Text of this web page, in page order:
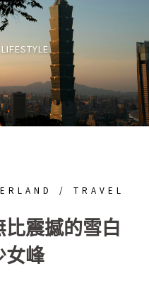
TRAVEL
震撼的雪白
女峰